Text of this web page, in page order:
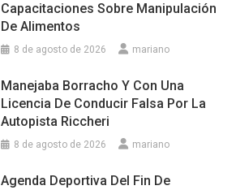
Capacitaciones Sobre Manipulación
De Alimentos
8 de agosto de 2026 mariano
Manejaba Borracho Y Con Una
Licencia De Conducir Falsa Por La
Autopista Riccheri
8 de agosto de 2026 mariano
Agenda Deportiva Del Fin De